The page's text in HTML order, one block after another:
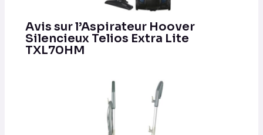
Avis sur l’Aspirateur Hoover
Silencieux Telios Extra Lite
TXL70HM